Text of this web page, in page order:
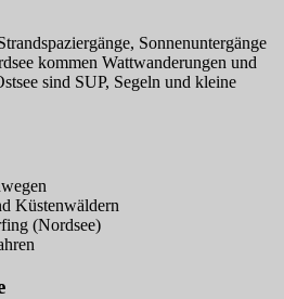
Sonnenuntergänge
kommen Wattwanderungen und
sind SUP, Segeln und kleine
Küstenwäldern
(Nordsee)